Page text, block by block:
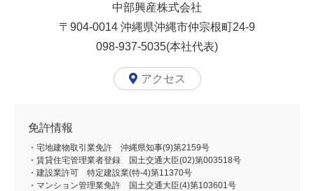
中部興産株式会社
〒904-0014 沖縄県沖縄市仲宗根町24-9
098-937-5035(本社代表)
アクセス
免許情報
・宅地建物取引業免許 沖縄県知事(9)第2159号
・賃貸住宅管理業者登録 国土交通大臣(02)第003518号
・建設業許可 特定建設業(特-4)第11370号
・マンション管理業免許 国土交通大臣(4)第103601号